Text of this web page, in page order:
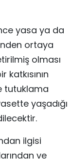
yasa ya da
ortaya
olması
tutuklama
yaşadığı
ilgisi
ve